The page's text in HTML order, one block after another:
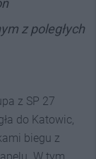
z poległych
z SP 27
do Katowic,
biegu z
W tym